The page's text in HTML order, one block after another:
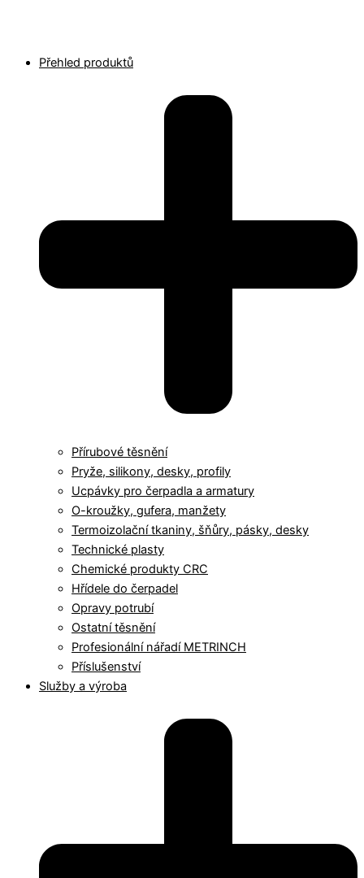
Přehled produktů
Přírubové těsnění
Pryže, silikony, desky, profily
Ucpávky pro čerpadla a armatury
O-kroužky, gufera, manžety
Termoizolační tkaniny, šňůry, pásky, desky
Technické plasty
Chemické produkty CRC
Hřídele do čerpadel
Opravy potrubí
Ostatní těsnění
Profesionální nářadí METRINCH
Příslušenství
Služby a výroba